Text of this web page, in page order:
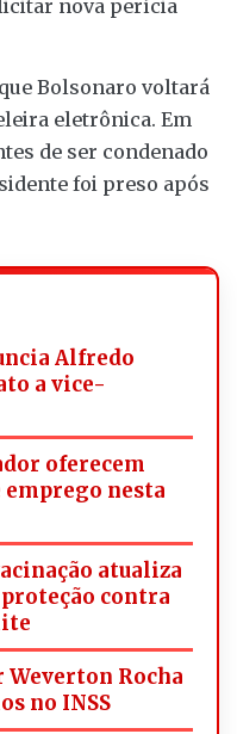
nova perícia
Bolsonaro voltará
eletrônica. Em
de ser condenado
foi preso após
Alfredo
a vice-
oferecem
emprego nesta
atualiza
contra
Rocha
no INSS